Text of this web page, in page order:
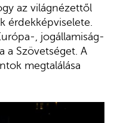
az világnézettől
érdekképviselete.
, jogállamiság-
a Szövetséget. A
megtalálása